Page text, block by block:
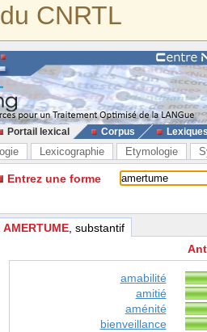
CNRTL
Portail lexical Corpus
Lexicographie Etymologie
Entrez une forme
AMERTUME , substantif
amabilité
amitié
aménité
bienveillance